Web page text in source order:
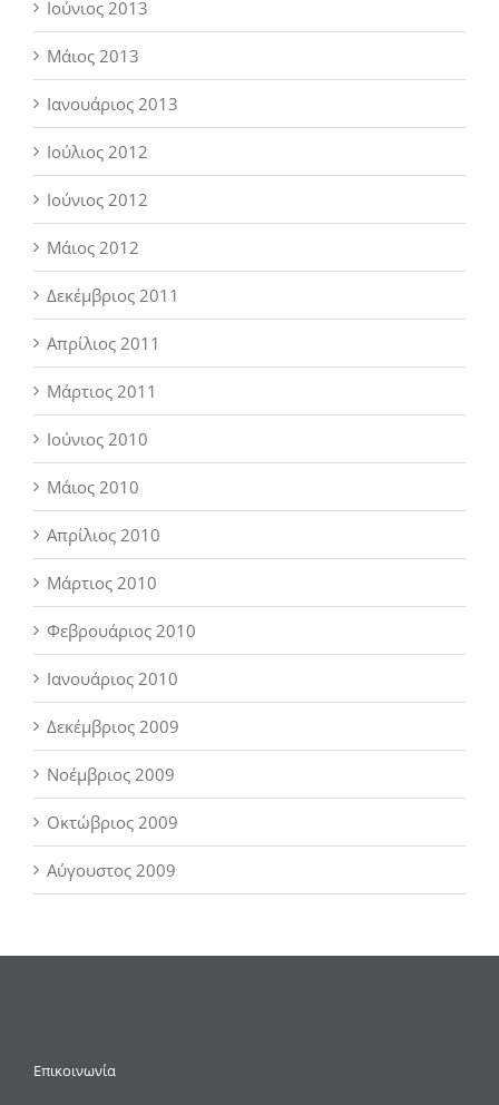
Ιούνιος 2013
Μάιος 2013
Ιανουάριος 2013
Ιούλιος 2012
Ιούνιος 2012
Μάιος 2012
Δεκέμβριος 2011
Απρίλιος 2011
Μάρτιος 2011
Ιούνιος 2010
Μάιος 2010
Απρίλιος 2010
Μάρτιος 2010
Φεβρουάριος 2010
Ιανουάριος 2010
Δεκέμβριος 2009
Νοέμβριος 2009
Οκτώβριος 2009
Αύγουστος 2009
Επικοινωνία